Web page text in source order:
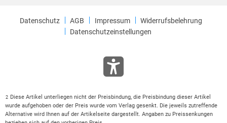
Datenschutz AGB Impressum
Widerrufsbelehrung
Datenschutzeinstellungen
2
Diese Artikel unterliegen nicht der Preisbindung, die Preisbindung dieser Artikel
wurde aufgehoben oder der Preis wurde vom Verlag gesenkt. Die jeweils zutreffende
Alternative wird Ihnen auf der Artikelseite dargestellt. Angaben zu Preissenkungen